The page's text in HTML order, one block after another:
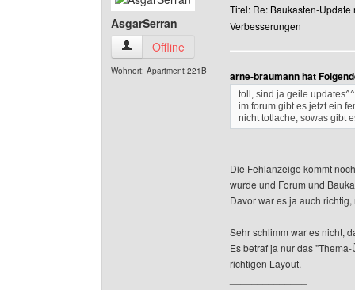
AsgarSerran
AsgarSerran Benutzer-Profile anzeigen
Offline
Wohnort: Apartment 221B
Titel: Re: Baukasten-Update
Verbesserungen
arne-braumann hat
toll, sind ja geile updates^^
im forum gibt es jetzt ein
nicht totlache, sowas gibt
Die Fehlanzeige kommt
wurde und Forum und
Davor war es ja auch
Sehr schlimm war es nicht,
Es betraf ja nur das
richtigen Layout.